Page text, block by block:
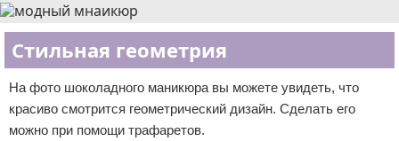
Стильная геометрия
На фото шоколадного маникюра вы можете увидеть, что
красиво смотрится геометрический дизайн. Сделать его
можно при помощи трафаретов.